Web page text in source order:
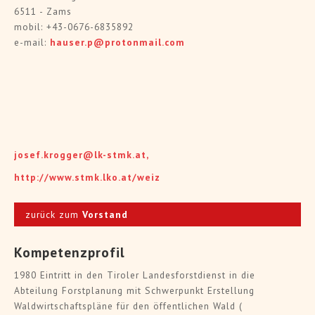
6511 - Zams
mobil: +43-0676-6835892
e-mail: hauser.p@protonmail.com
josef.krogger@lk-stmk.at,
http://www.stmk.lko.at/weiz
zurück zum Vorstand
Kompetenzprofil
1980 Eintritt in den Tiroler Landesforstdienst in die
Abteilung Forstplanung mit Schwerpunkt Erstellung
Waldwirtschaftspläne für den öffentlichen Wald (